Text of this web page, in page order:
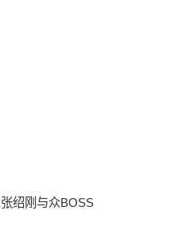
张绍刚与众BOSS